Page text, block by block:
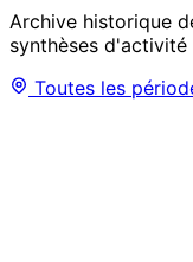
Archive historique
synthèses
Toutes les